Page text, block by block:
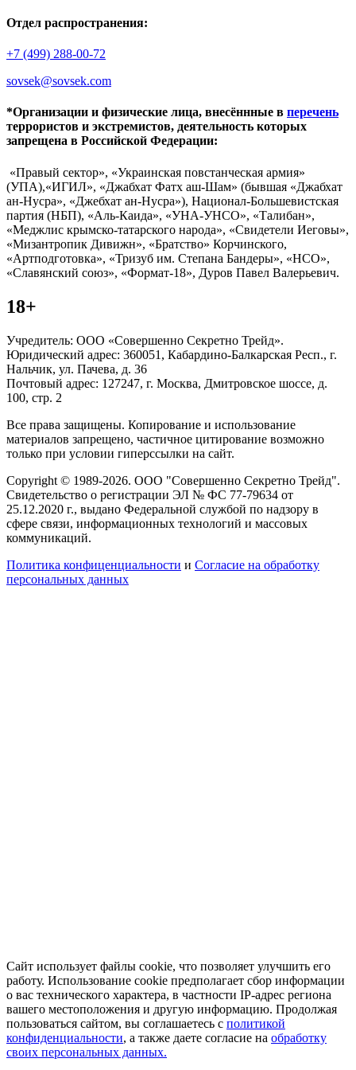
Отдел распространения:
+7 (499) 288-00-72
sovsek@sovsek.com
*Организации и физические лица, внесённные в перечень
террористов и экстремистов, деятельность которых
запрещена в Российской Федерации:
«Правый сектор», «Украинская повстанческая армия»
(УПА),«ИГИЛ», «Джабхат Фатх аш-Шам» (бывшая «Джабхат
ан-Нусра», «Джебхат ан-Нусра»), Национал-Большевистская
партия (НБП), «Аль-Каида», «УНА-УНСО», «Талибан»,
«Меджлис крымско-татарского народа», «Свидетели Иеговы»,
«Мизантропик Дивижн», «Братство» Корчинского,
«Артподготовка», «Тризуб им. Степана Бандеры», «НСО»,
«Славянский союз», «Формат-18», Дуров Павел Валерьевич.
18+
Учредитель: ООО «Совершенно Секретно Трейд».
Юридический адрес: 360051, Кабардино-Балкарская Респ., г.
Нальчик, ул. Пачева, д. 36
Почтовый адрес: 127247, г. Москва, Дмитровское шоссе, д.
100, стр. 2
Все права защищены. Копирование и использование
материалов запрещено, частичное цитирование возможно
только при условии гиперссылки на сайт.
Copyright © 1989-2026. ООО "Совершенно Секретно Трейд".
Свидетельство о регистрации ЭЛ № ФС 77-79634 от
25.12.2020 г., выдано Федеральной службой по надзору в
сфере связи, информационных технологий и массовых
коммуникаций.
Политика конфиценциальности и Согласие на обработку
персональных данных
Сайт использует файлы cookie, что позволяет улучшить его
работу. Использование cookie предполагает сбор информации
о вас технического характера, в частности IP-адрес региона
вашего местоположения и другую информацию. Продолжая
пользоваться сайтом, вы соглашаетесь с политикой
конфиденциальности, а также даете согласие на обработку
своих персональных данных.